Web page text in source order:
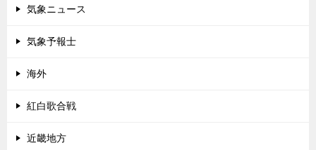
気象ニュース
気象予報士
海外
紅白歌合戦
近畿地方